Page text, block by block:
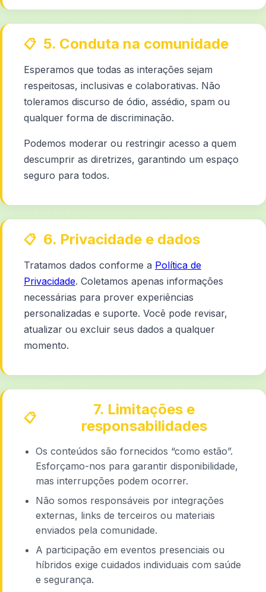
5. Conduta na comunidade
Esperamos que todas as interações sejam
respeitosas, inclusivas e colaborativas. Não
toleramos discurso de ódio, assédio, spam ou
qualquer forma de discriminação.
Podemos moderar ou restringir acesso a quem
descumprir as diretrizes, garantindo um espaço
seguro para todos.
6. Privacidade e dados
Tratamos dados conforme a Política de
Privacidade. Coletamos apenas informações
necessárias para prover experiências
personalizadas e suporte. Você pode revisar,
atualizar ou excluir seus dados a qualquer
momento.
7. Limitações e
responsabilidades
Os conteúdos são fornecidos “como estão”.
Esforçamo-nos para garantir disponibilidade,
mas interrupções podem ocorrer.
Não somos responsáveis por integrações
externas, links de terceiros ou materiais
enviados pela comunidade.
A participação em eventos presenciais ou
híbridos exige cuidados individuais com saúde
e segurança.